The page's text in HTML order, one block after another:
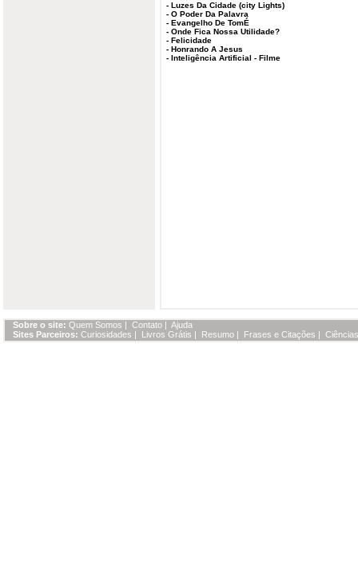
- Luzes Da Cidade (city Lights)
- O Poder Da Palavra
- Evangelho De TomÉ
- Onde Fica Nossa Utilidade?
- Felicidade
- Honrando A Jesus
- Inteligência Artificial - Filme
Sobre o site: Quem Somos | Contato | Ajuda
Sites Parceiros: Curiosidades | Livros Grátis | Resumo | Frases e Citações |